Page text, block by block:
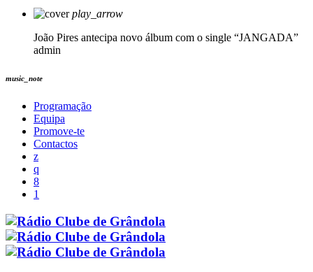
play_arrow
João Pires antecipa novo álbum com o single “JANGADA”
admin
music_note
Programação
Equipa
Promove-te
Contactos